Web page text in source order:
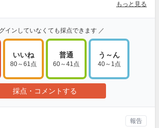
もっと見る
インしていなくても採点できます ／
いいね
80～61点
普通
60～41点
う～ん
40～1点
採点・コメントする
報告